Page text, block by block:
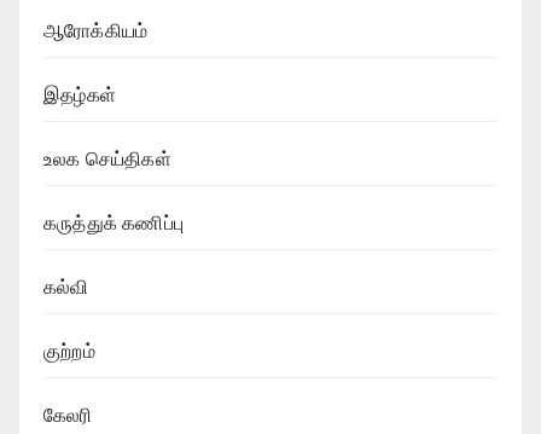
ஆரோக்கியம்
இதழ்கள்
உலக செய்திகள்
கருத்துக் கணிப்பு
கல்வி
குற்றம்
கேலரி